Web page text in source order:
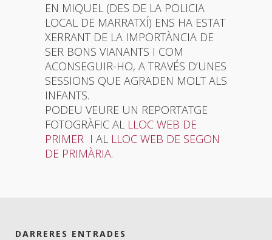
EN MIQUEL (DES DE LA POLICIA
LOCAL DE MARRATXÍ) ENS HA ESTAT
XERRANT DE LA IMPORTÀNCIA DE
SER BONS VIANANTS I COM
ACONSEGUIR-HO, A TRAVÉS D’UNES
SESSIONS QUE AGRADEN MOLT ALS
INFANTS.
PODEU VEURE UN REPORTATGE
FOTOGRÀFIC AL LLOC WEB DE
PRIMER I AL LLOC WEB DE SEGON
DE PRIMÀRIA.
DARRERES ENTRADES